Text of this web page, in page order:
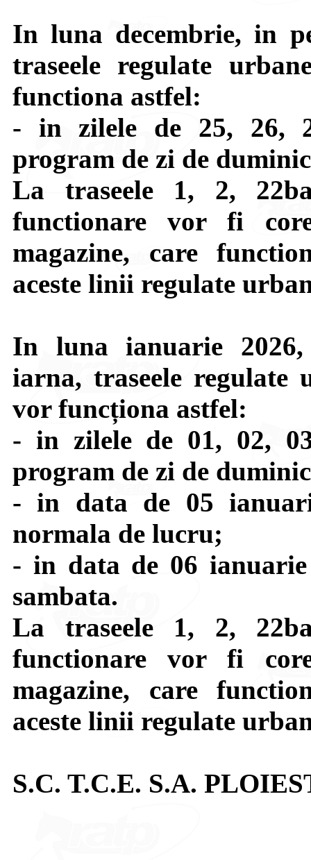
In luna decembrie, in
traseele regulate
functiona astfel:
- in zilele de 25, 26,
program de zi de
La traseele 1, 2,
functionare vor fi
magazine, care
aceste linii regulate
In luna ianuarie
iarna, traseele
vor funcționa astfel:
- in zilele de 01, 02,
program de zi de
- in data de 05
normala de lucru;
- in data de 06
sambata.
La traseele 1, 2,
functionare vor fi
magazine, care
aceste linii regulate
S.C. T.C.E. S.A.